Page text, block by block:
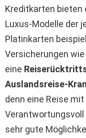
Kreditkarten bieten
Luxus-Modelle der
Platinkarten
Versicherungen wie
eine
Auslandsreise-
denn eine Reise
sehr gute